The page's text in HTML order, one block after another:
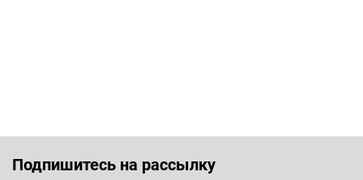
Подпишитесь на рассылку